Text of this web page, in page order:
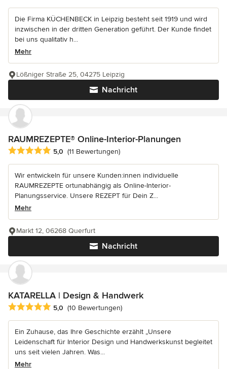
Die Firma KÜCHENBECK in Leipzig besteht seit 1919 und wird
inzwischen in der dritten Generation geführt. Der Kunde findet
bei uns qualitativ h...
Mehr
Nachricht
Lößniger Straße 25, 04275 Leipzig
RAUMREZEPTE® Online-Interior-Planungen
Durchschnittliche Bewertung: 5 von 5 Sternen
5,0 (11 Bewertungen)
Wir entwickeln für unsere Kunden:innen individuelle
RAUMREZEPTE ortunabhängig als Online-Interior-
Planungsservice. Unsere REZEPT für Dein Z...
Mehr
Nachricht
Markt 12, 06268 Querfurt
KATARELLA | Design & Handwerk
Durchschnittliche Bewertung: 5 von 5 Sternen
5,0 (10 Bewertungen)
Ein Zuhause, das Ihre Geschichte erzählt „Unsere
Leidenschaft für Interior Design und Handwerkskunst begleitet
uns seit vielen Jahren. Was...
Mehr